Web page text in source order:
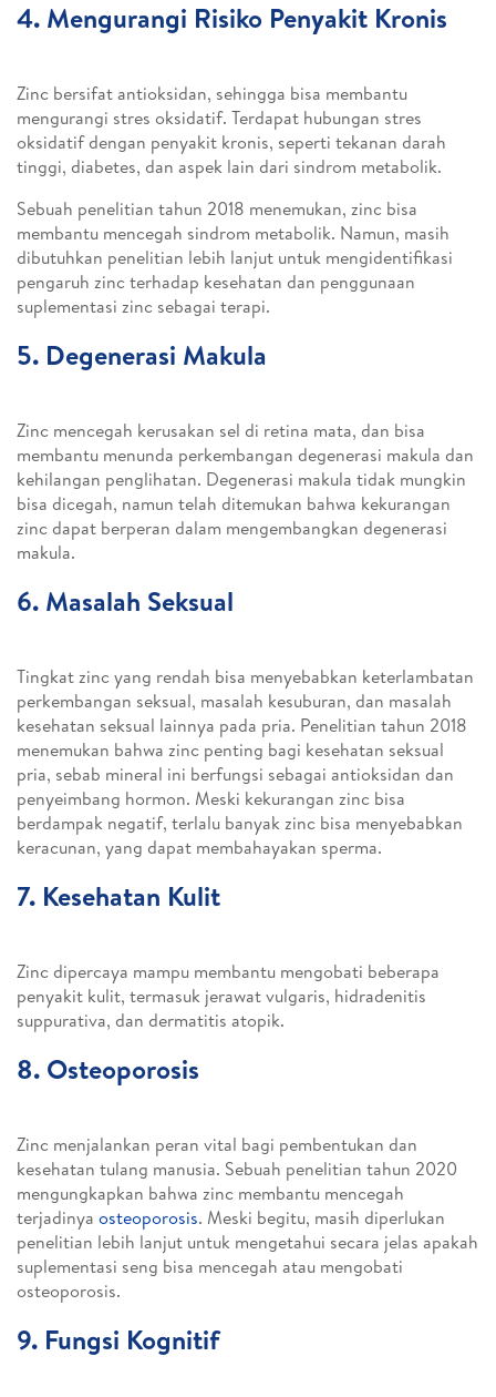
4. Mengurangi Risiko Penyakit Kronis
Zinc bersifat antioksidan, sehingga bisa membantu
mengurangi stres oksidatif. Terdapat hubungan stres
oksidatif dengan penyakit kronis, seperti tekanan darah
tinggi, diabetes, dan aspek lain dari sindrom metabolik.
Sebuah penelitian tahun 2018 menemukan, zinc bisa
membantu mencegah sindrom metabolik. Namun, masih
dibutuhkan penelitian lebih lanjut untuk mengidentifikasi
pengaruh zinc terhadap kesehatan dan penggunaan
suplementasi zinc sebagai terapi.
5. Degenerasi Makula
Zinc mencegah kerusakan sel di retina mata, dan bisa
membantu menunda perkembangan degenerasi makula dan
kehilangan penglihatan. Degenerasi makula tidak mungkin
bisa dicegah, namun telah ditemukan bahwa kekurangan
zinc dapat berperan dalam mengembangkan degenerasi
makula.
6. Masalah Seksual
Tingkat zinc yang rendah bisa menyebabkan keterlambatan
perkembangan seksual, masalah kesuburan, dan masalah
kesehatan seksual lainnya pada pria. Penelitian tahun 2018
menemukan bahwa zinc penting bagi kesehatan seksual
pria, sebab mineral ini berfungsi sebagai antioksidan dan
penyeimbang hormon. Meski kekurangan zinc bisa
berdampak negatif, terlalu banyak zinc bisa menyebabkan
keracunan, yang dapat membahayakan sperma.
7. Kesehatan Kulit
Zinc dipercaya mampu membantu mengobati beberapa
penyakit kulit, termasuk jerawat vulgaris, hidradenitis
suppurativa, dan dermatitis atopik.
8. Osteoporosis
Zinc menjalankan peran vital bagi pembentukan dan
kesehatan tulang manusia. Sebuah penelitian tahun 2020
mengungkapkan bahwa zinc membantu mencegah
terjadinya osteoporosis. Meski begitu, masih diperlukan
penelitian lebih lanjut untuk mengetahui secara jelas apakah
suplementasi seng bisa mencegah atau mengobati
osteoporosis.
9. Fungsi Kognitif